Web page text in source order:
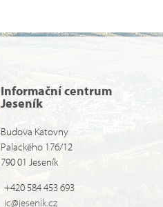
Informační centrum
Jeseník
Budova Katovny
Palackého 176/12
790 01 Jeseník
+420 584 453 693
ic@jesenik.cz